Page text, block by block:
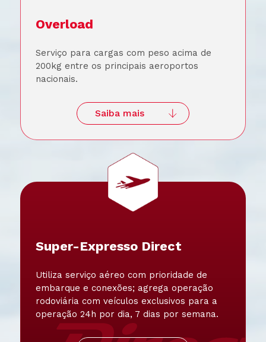
Overload
Serviço para cargas com peso acima de
200kg entre os principais aeroportos
nacionais.
Saiba mais
Super-Expresso Direct
Utiliza serviço aéreo com prioridade de
embarque e conexões; agrega operação
rodoviária com veículos exclusivos para a
operação 24h por dia, 7 dias por semana.